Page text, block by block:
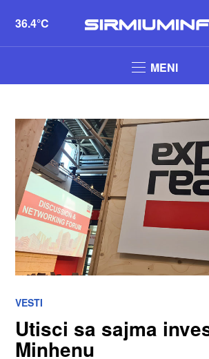
36.4°C
MENI
VESTI
Utisci sa sajma
Minhenu